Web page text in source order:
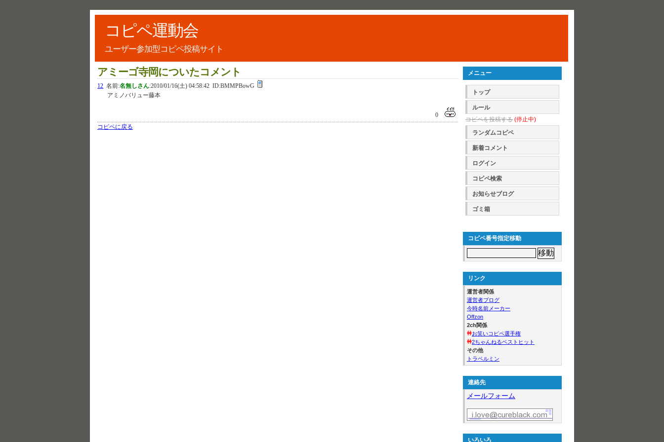
コピペ運動会
ユーザー参加型コピペ投稿サイト
アミーゴ寺岡についたコメント
12 名前:名無しさん:2010/01/16(土) 04:58:42 ID:BMMPBowG
アミノバリュー藤本
0
コピペに戻る
メニュー
トップ
ルール
コピペを投稿する (停止中)
ランダムコピペ
新着コメント
ログイン
コピペ検索
お知らせブログ
ゴミ箱
コピペ番号指定移動
リンク
運営者関係
運営者ブログ
今時名前メーカー
Offzon
2ch関係
お笑いコピペ選手権
2ちゃんねるベストヒット
その他
トラベルミン
連絡先
メールフォーム
いろいろ